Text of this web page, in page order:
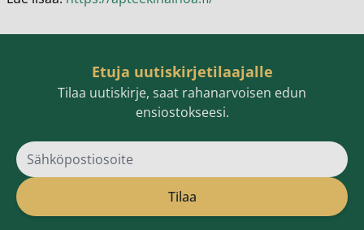
Etuja uutiskirjetilaajalle
Tilaa uutiskirje, saat rahanarvoisen edun
ensiostokseesi.
Sähköpostiosoite
Tilaa